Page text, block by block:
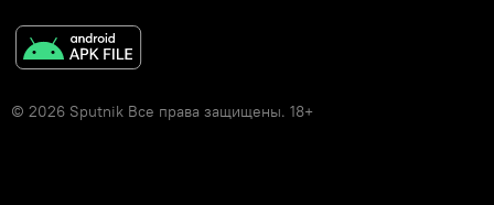
© 2026 Sputnik Все права защищены. 18+